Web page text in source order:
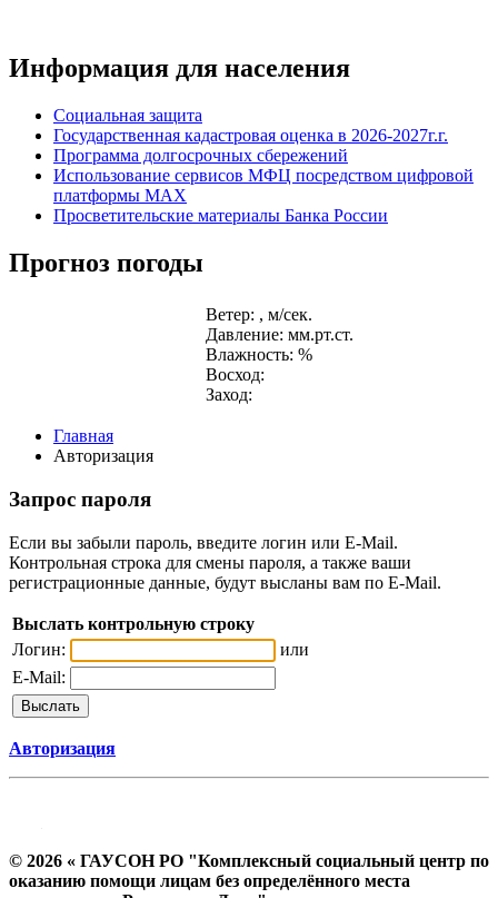
Информация для населения
Социальная защита
Государственная кадастровая оценка в 2026-2027г.г.
Программа долгосрочных сбережений
Использование сервисов МФЦ посредством цифровой
платформы MAX
Просветительские материалы Банка России
Прогноз погоды
Ветер: , м/сек.
Давление: мм.рт.ст.
Влажность: %
Восход:
Заход:
Главная
Авторизация
Запрос пароля
Если вы забыли пароль, введите логин или E-Mail.
Контрольная строка для смены пароля, а также ваши
регистрационные данные, будут высланы вам по E-Mail.
Выслать контрольную строку
Логин:
или
E-Mail:
Авторизация
© 2026 « ГАУСОН РО "Комплексный социальный центр по
оказанию помощи лицам без определённого места